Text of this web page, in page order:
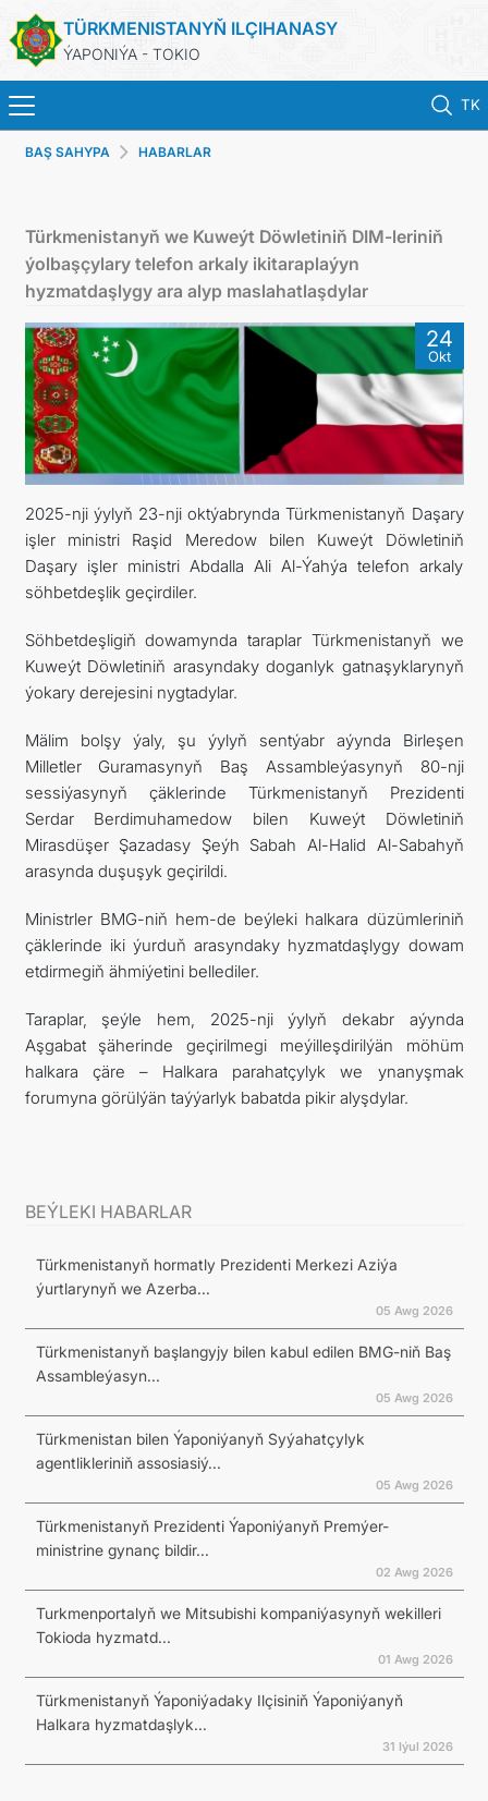
TÜRKMENISTANYŇ ILÇIHANASY
ÝAPONIÝA - TOKIO
TK
BAŞ SAHYPA
TÜRKMENISTAN
KONSULLYK HYZMATLARY
ARAGATNAŞYK
FOLLOW US ON INSTAGRAM
INVEST TO TURKMENISTAN! PROJECTS AND USEFUL
INFORMATION
BAŞ SAHYPA HABARLAR
Türkmenistanyň we Kuweýt Döwletiniň DIM-leriniň
ýolbaşçylary telefon arkaly ikitaraplaýyn
hyzmatdaşlygy ara alyp maslahatlaşdylar
24
Okt
2025-nji ýylyň 23-nji oktýabrynda Türkmenistanyň Daşary
işler ministri Raşid Meredow bilen Kuweýt Döwletiniň
Daşary işler ministri Abdalla Ali Al-Ýahýa telefon arkaly
söhbetdeşlik geçirdiler.
Söhbetdeşligiň dowamynda taraplar Türkmenistanyň we
Kuweýt Döwletiniň arasyndaky doganlyk gatnaşyklarynyň
ýokary derejesini nygtadylar.
Mälim bolşy ýaly, şu ýylyň sentýabr aýynda Birleşen
Milletler Guramasynyň Baş Assambleýasynyň 80-nji
sessiýasynyň çäklerinde Türkmenistanyň Prezidenti
Serdar Berdimuhamedow bilen Kuweýt Döwletiniň
Mirasdüşer Şazadasy Şeýh Sabah Al-Halid Al-Sabahyň
arasynda duşuşyk geçirildi.
Ministrler BMG-niň hem-de beýleki halkara düzümleriniň
çäklerinde iki ýurduň arasyndaky hyzmatdaşlygy dowam
etdirmegiň ähmiýetini bellediler.
Taraplar, şeýle hem, 2025-nji ýylyň dekabr aýynda
Aşgabat şäherinde geçirilmegi meýilleşdirilýän möhüm
halkara çäre – Halkara parahatçylyk we ynanyşmak
forumyna görülýän taýýarlyk babatda pikir alyşdylar.
BEÝLEKI HABARLAR
Türkmenistanyň hormatly Prezidenti Merkezi Aziýa
ýurtlarynyň we Azerba...
05 Awg 2026
Türkmenistanyň başlangyjy bilen kabul edilen BMG-niň Baş
Assambleýasyn...
05 Awg 2026
Türkmenistan bilen Ýaponiýanyň Syýahatçylyk
agentlikleriniň assosiasiý...
05 Awg 2026
Türkmenistanyň Prezidenti Ýaponiýanyň Premýer-
ministrine gynanç bildir...
02 Awg 2026
Turkmenportalyň we Mitsubishi kompaniýasynyň wekilleri
Tokioda hyzmatd...
01 Awg 2026
Türkmenistanyň Ýaponiýadaky Ilçisiniň Ýaponiýanyň
Halkara hyzmatdaşlyk...
31 Iýul 2026